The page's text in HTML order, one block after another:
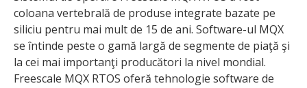
coloana vertebrală de produse integrate bazate pe
siliciu pentru mai mult de 15 de ani. Software-ul MQX
se întinde peste o gamă largă de segmente de piaţă şi
la cei mai importanţi producători la nivel mondial.
Freescale MQX RTOS oferă tehnologie software de